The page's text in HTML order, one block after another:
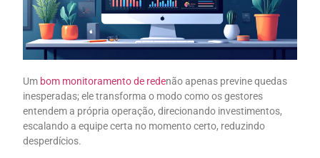
Um bom monitoramento de redenão apenas previne quedas
inesperadas; ele transforma o modo como os gestores
entendem a própria operação, direcionando investimentos,
escalando a equipe certa no momento certo, reduzindo
desperdícios.